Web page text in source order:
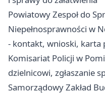
Powiatowy Zespoł do
Niepełnosprawności w
- kontakt, wnioski, karta
Komisariat Policji w
dzielnicowi, zgłaszanie
Samorządowy Zakład